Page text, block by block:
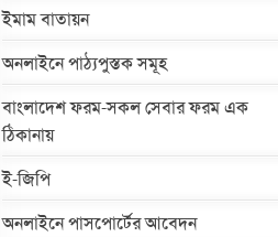
ইমাম বাতায়ন
অনলাইনে পাঠ্যপুস্তক সমূহ
বাংলাদেশ ফরম-সকল সেবার ফরম এক
ঠিকানায়
ই-জিপি
অনলাইনে পাসপোর্টের আবেদন